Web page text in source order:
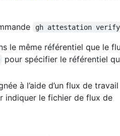
gh attestation verify
le même référentiel que le
pour spécifier le référentiel
à l’aide d’un flux de travail
indiquer le fichier de flux de